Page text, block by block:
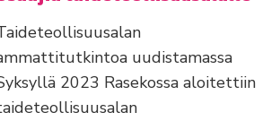
uudistamassa
2023 Rasekossa aloitettiin